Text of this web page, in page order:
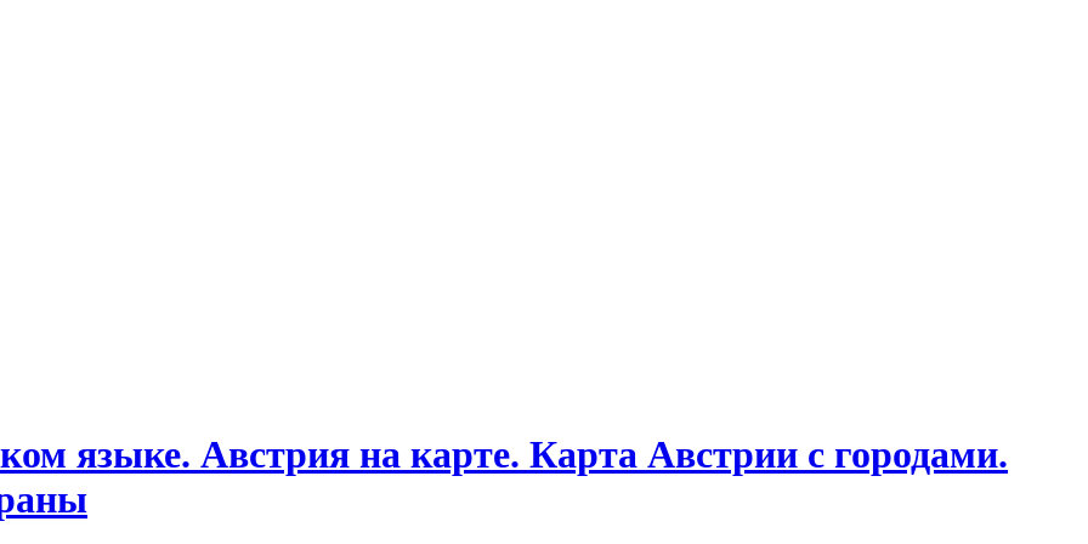
языке. Австрия на карте. Карта Австрии с городами.